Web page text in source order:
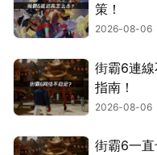
策！
2026-08-06
街霸6連
指南！
2026-08-06
街霸6一直